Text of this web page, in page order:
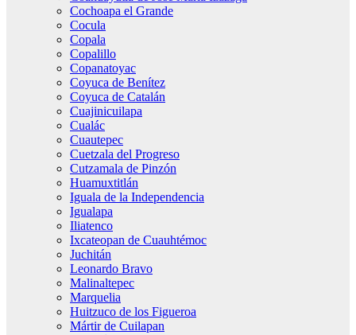
Cochoapa el Grande
Cocula
Copala
Copalillo
Copanatoyac
Coyuca de Benítez
Coyuca de Catalán
Cuajinicuilapa
Cualác
Cuautepec
Cuetzala del Progreso
Cutzamala de Pinzón
Huamuxtitlán
Iguala de la Independencia
Igualapa
Iliatenco
Ixcateopan de Cuauhtémoc
Juchitán
Leonardo Bravo
Malinaltepec
Marquelia
Huitzuco de los Figueroa
Mártir de Cuilapan